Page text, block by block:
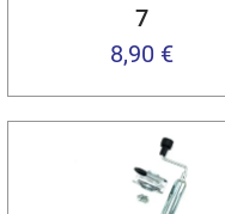
7
8,90 €